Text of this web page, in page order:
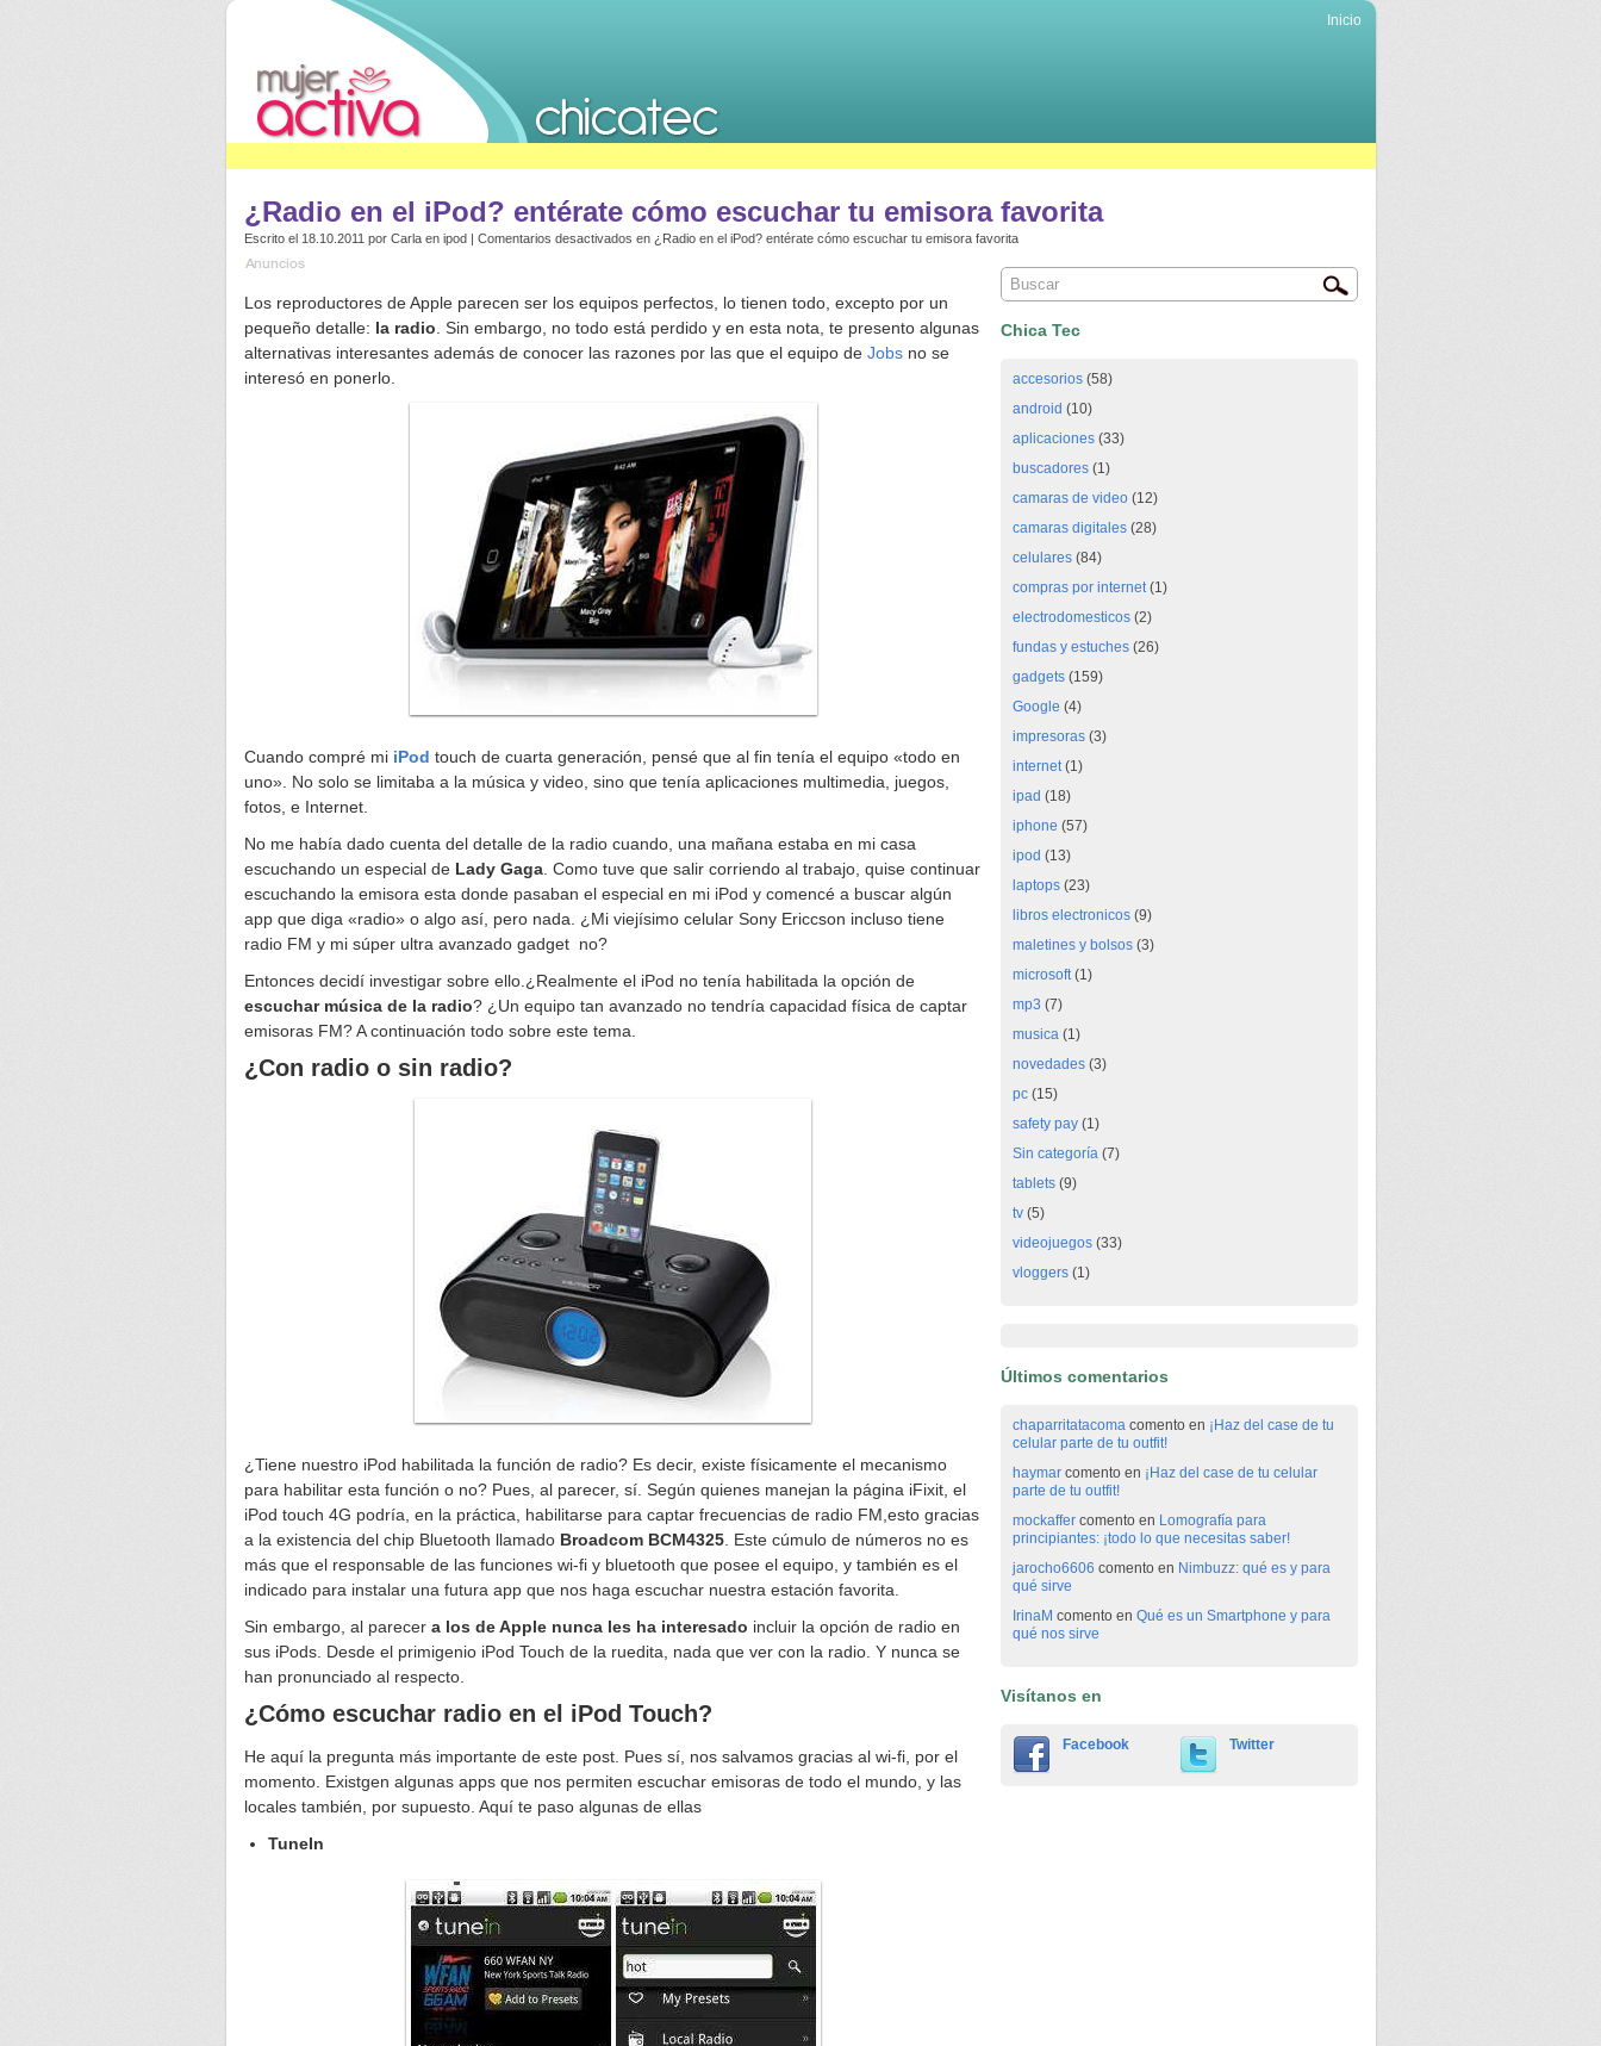
Inicio
¿Radio en el iPod? entérate cómo escuchar tu emisora favorita
Escrito el 18.10.2011 por Carlaen ipod| Comentarios desactivados en ¿Radio en el iPod? entérate cómo escuchar tu emisora favorita
Los reproductores de Apple parecen ser los equipos perfectos, lo tienen todo, excepto por un
pequeño detalle: la radio . Sin embargo, no todo está perdido y en esta nota, te presento algunas
alternativas interesantes además de conocer las razones por las que el equipo de Jobs no se
interesó en ponerlo.
Cuando compré mi iPod touch de cuarta generación, pensé que al fin tenía el equipo «todo en
uno». No solo se limitaba a la música y video, sino que tenía aplicaciones multimedia, juegos,
fotos, e Internet.
No me había dado cuenta del detalle de la radio cuando, una mañana estaba en mi casa
escuchando un especial de Lady Gaga. Como tuve que salir corriendo al trabajo, quise continuar
escuchando la emisora esta donde pasaban el especial en mi iPod y comencé a buscar algún
app que diga «radio» o algo así, pero nada. ¿Mi viejísimo celular Sony Ericcson incluso tiene
radio FM y mi súper ultra avanzado gadget no?
Entonces decidí investigar sobre ello.¿Realmente el iPod no tenía habilitada la opción de
escuchar música de la radio? ¿Un equipo tan avanzado no tendría capacidad física de captar
emisoras FM? A continuación todo sobre este tema.
¿Con radio o sin radio?
¿Tiene nuestro iPod habilitada la función de radio? Es decir, existe físicamente el mecanismo
para habilitar esta función o no? Pues, al parecer, sí. Según quienes manejan la página iFixit, el
iPod touch 4G podría, en la práctica, habilitarse para captar frecuencias de radio FM,esto gracias
a la existencia del chip Bluetooth llamado Broadcom BCM4325. Este cúmulo de números no es
más que el responsable de las funciones wi-fi y bluetooth que posee el equipo, y también es el
indicado para instalar una futura app que nos haga escuchar nuestra estación favorita.
Sin embargo, al parecer a los de Apple nunca les ha interesado incluir la opción de radio en
sus iPods. Desde el primigenio iPod Touch de la ruedita, nada que ver con la radio. Y nunca se
han pronunciado al respecto.
¿Cómo escuchar radio en el iPod Touch?
He aquí la pregunta más importante de este post. Pues sí, nos salvamos gracias al wi-fi, por el
momento. Existgen algunas apps que nos permiten escuchar emisoras de todo el mundo, y las
locales también, por supuesto. Aquí te paso algunas de ellas
TuneIn
Chica Tec
accesorios(58)
android (10)
aplicaciones(33)
buscadores(1)
camaras de video(12)
camaras digitales(28)
celulares(84)
compras por internet(1)
electrodomesticos(2)
fundas y estuches(26)
gadgets(159)
Google (4)
impresoras(3)
internet(1)
ipad (18)
iphone (57)
ipod (13)
laptops(23)
libros electronicos(9)
maletines y bolsos(3)
microsoft(1)
mp3 (7)
musica(1)
novedades(3)
pc(15)
safety pay(1)
Sin categoría(7)
tablets(9)
tv(5)
videojuegos(33)
vloggers(1)
Últimos comentarios
chaparritatacomacomento en ¡Haz del case de tu
celular parte de tu outfit!
haymarcomento en ¡Haz del case de tu celular
parte de tu outfit!
mockaffercomento en Lomografía para
principiantes: ¡todo lo que necesitas saber!
jarocho6606 comento en Nimbuzz: qué es y para
qué sirve
IrinaM comento en Qué es un Smartphone y para
qué nos sirve
Visítanos en
Facebook Twitter